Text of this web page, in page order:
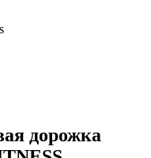
дорожка